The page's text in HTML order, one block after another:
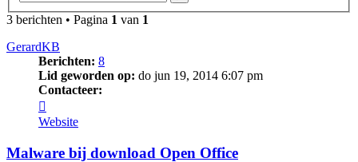
3 berichten • Pagina 1 van 1
GerardKB
Berichten: 8
Lid geworden op: do jun 19, 2014 6:07 pm
Contacteer:
GerardKB
Website
Malware bij download Open Office